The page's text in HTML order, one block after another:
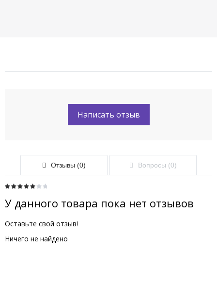
Написать отзыв
Отзывы (0) Вопросы (0)
У данного товара пока нет отзывов
Оставьте свой отзыв!
Ничего не найдено